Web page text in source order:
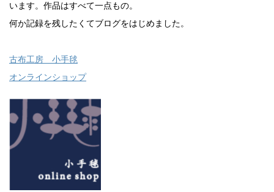
います。作品はすべて一点もの。
何か記録を残したくてブログをはじめました。
古布工房 小手毬
オンラインショップ